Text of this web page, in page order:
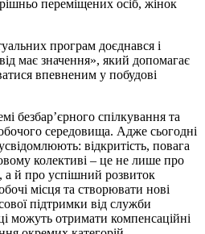
переміщених осіб, жінок
програм доєднався і
має значення», який допомагає
впевненим у побудові
безбар’єрного спілкування та
середовища. Адже сьогодні
відкритість, повага
колективі – це не лише про
а й про успішний розвиток
місця та створювати нові
підтримки від служби
можуть отримати компенсаційні